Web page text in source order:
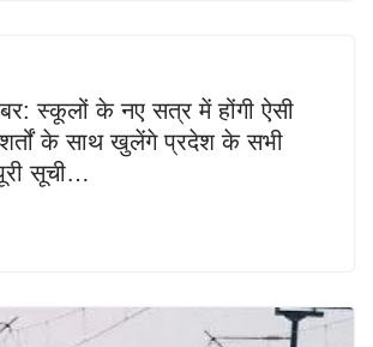
स्कूलों के नए सत्र में होंगी ऐसी
के साथ खुलेंगे प्रदेश के सभी
सूची…